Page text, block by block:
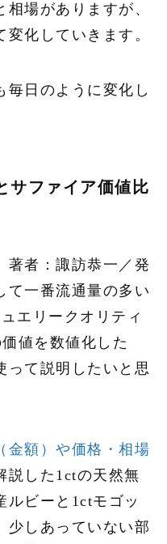
場がありますが、
化していきます。
毎日のように変化し
サファイア価値比
者：諏訪恭一／発
て一番流通量の多い
エリークオリティ
値を数値化した
って説明したいと思
金額）や価格・相場
説した1ctの天然無
ルビーと1ctモゴッ
少しあっていない部